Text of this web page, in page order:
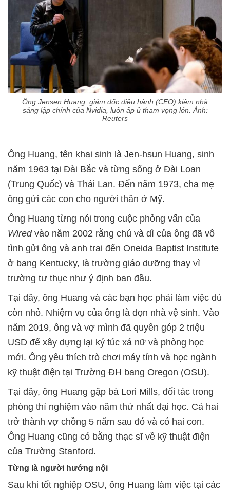
Ông Jensen Huang, giám đốc điều hành (CEO) kiêm nhà
sáng lập chính của Nvidia, luôn ấp ủ tham vọng lớn. Ảnh:
Reuters
Ông Huang, tên khai sinh là Jen-hsun Huang, sinh
năm 1963 tại Đài Bắc và từng sống ở Đài Loan
(Trung Quốc) và Thái Lan. Đến năm 1973, cha mẹ
ông gửi các con cho người thân ở Mỹ.
Ông Huang từng nói trong cuộc phỏng vấn của
Wired vào năm 2002 rằng chú và dì của ông đã vô
tình gửi ông và anh trai đến Oneida Baptist Institute
ở bang Kentucky, là trường giáo dưỡng thay vì
trường tư thục như ý định ban đầu.
Tại đây, ông Huang và các bạn học phải làm việc dù
còn nhỏ. Nhiệm vụ của ông là dọn nhà vệ sinh. Vào
năm 2019, ông và vợ mình đã quyên góp 2 triệu
USD để xây dựng lại ký túc xá nữ và phòng học
mới. Ông yêu thích trò chơi máy tính và học ngành
kỹ thuật điện tại Trường ĐH bang Oregon (OSU).
Tại đây, ông Huang gặp bà Lori Mills, đối tác trong
phòng thí nghiệm vào năm thứ nhất đại học. Cả hai
trở thành vợ chồng 5 năm sau đó và có hai con.
Ông Huang cũng có bằng thạc sĩ về kỹ thuật điện
của Trường Stanford.
Từng là người hướng nội
Sau khi tốt nghiệp OSU, ông Huang làm việc tại các